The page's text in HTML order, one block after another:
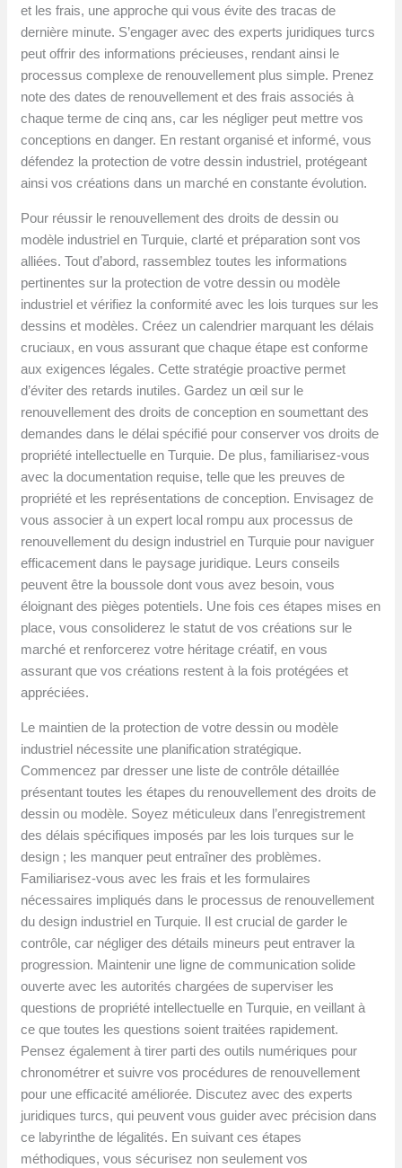
et les frais, une approche qui vous évite des tracas de
dernière minute. S’engager avec des experts juridiques turcs
peut offrir des informations précieuses, rendant ainsi le
processus complexe de renouvellement plus simple. Prenez
note des dates de renouvellement et des frais associés à
chaque terme de cinq ans, car les négliger peut mettre vos
conceptions en danger. En restant organisé et informé, vous
défendez la protection de votre dessin industriel, protégeant
ainsi vos créations dans un marché en constante évolution.
Pour réussir le renouvellement des droits de dessin ou
modèle industriel en Turquie, clarté et préparation sont vos
alliées. Tout d’abord, rassemblez toutes les informations
pertinentes sur la protection de votre dessin ou modèle
industriel et vérifiez la conformité avec les lois turques sur les
dessins et modèles. Créez un calendrier marquant les délais
cruciaux, en vous assurant que chaque étape est conforme
aux exigences légales. Cette stratégie proactive permet
d’éviter des retards inutiles. Gardez un œil sur le
renouvellement des droits de conception en soumettant des
demandes dans le délai spécifié pour conserver vos droits de
propriété intellectuelle en Turquie. De plus, familiarisez-vous
avec la documentation requise, telle que les preuves de
propriété et les représentations de conception. Envisagez de
vous associer à un expert local rompu aux processus de
renouvellement du design industriel en Turquie pour naviguer
efficacement dans le paysage juridique. Leurs conseils
peuvent être la boussole dont vous avez besoin, vous
éloignant des pièges potentiels. Une fois ces étapes mises en
place, vous consoliderez le statut de vos créations sur le
marché et renforcerez votre héritage créatif, en vous
assurant que vos créations restent à la fois protégées et
appréciées.
Le maintien de la protection de votre dessin ou modèle
industriel nécessite une planification stratégique.
Commencez par dresser une liste de contrôle détaillée
présentant toutes les étapes du renouvellement des droits de
dessin ou modèle. Soyez méticuleux dans l’enregistrement
des délais spécifiques imposés par les lois turques sur le
design ; les manquer peut entraîner des problèmes.
Familiarisez-vous avec les frais et les formulaires
nécessaires impliqués dans le processus de renouvellement
du design industriel en Turquie. Il est crucial de garder le
contrôle, car négliger des détails mineurs peut entraver la
progression. Maintenir une ligne de communication solide
ouverte avec les autorités chargées de superviser les
questions de propriété intellectuelle en Turquie, en veillant à
ce que toutes les questions soient traitées rapidement.
Pensez également à tirer parti des outils numériques pour
chronométrer et suivre vos procédures de renouvellement
pour une efficacité améliorée. Discutez avec des experts
juridiques turcs, qui peuvent vous guider avec précision dans
ce labyrinthe de légalités. En suivant ces étapes
méthodiques, vous sécurisez non seulement vos